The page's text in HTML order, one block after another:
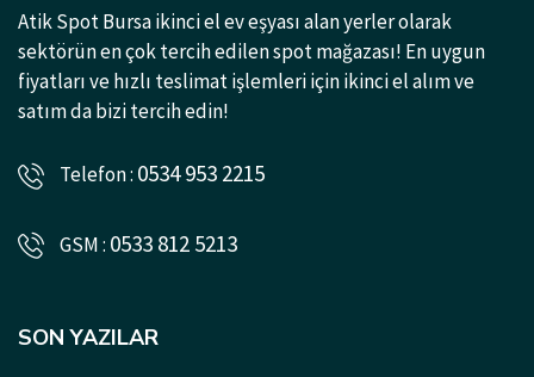
Atik Spot Bursa ikinci el ev eşyası alan yerler olarak
sektörün en çok tercih edilen spot mağazası! En uygun
fiyatları ve hızlı teslimat işlemleri için ikinci el alım ve
satım da bizi tercih edin!
Telefon : 0534 953 2215
GSM : 0533 812 5213
SON YAZILAR